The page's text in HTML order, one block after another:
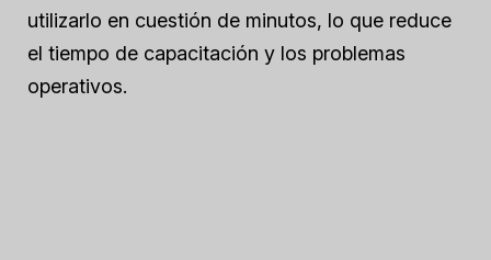
utilizarlo en cuestión de minutos, lo que reduce
el tiempo de capacitación y los problemas
operativos.